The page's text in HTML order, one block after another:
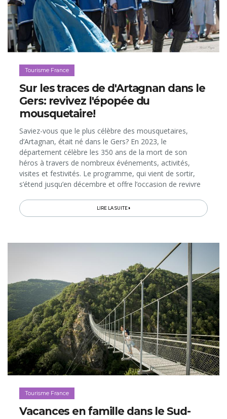
Tourisme France
Sur les traces de d'Artagnan dans le
Gers: revivez l'épopée du
mousquetaire!
Saviez-vous que le plus célèbre des mousquetaires,
d’Artagnan, était né dans le Gers? En 2023, le
département célèbre les 350 ans de la mort de son
héros à travers de nombreux événements, activités,
visites et festivités. Le programme, qui vient de sortir,
s’étend jusqu’en décembre et offre l’occasion de revivre
de charmes...
LIRE LA SUITE
Tourisme France
Vacances en famille dans le Sud-